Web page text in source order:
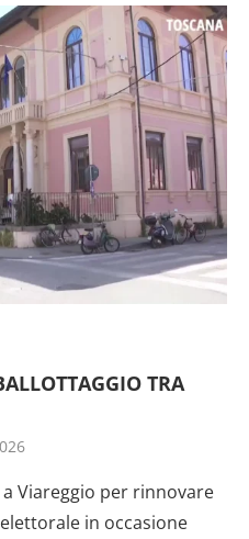
TRA
Viareggio per rinnovare
in occasione